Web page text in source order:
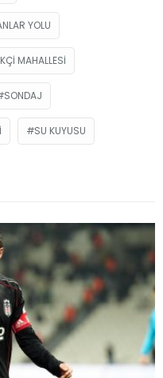
YOLU
MAHALLESI
SONDAJ
SU KUYUSU